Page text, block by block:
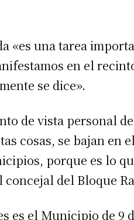
«es una tarea
en el
se dice».
de vista personal
cosas, se bajan en
porque es lo
del Bloque
es el Municipio de 9